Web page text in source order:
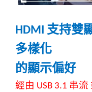
HDMI 支持雙
多樣化
的顯示偏好
經由 USB 3.1 串流